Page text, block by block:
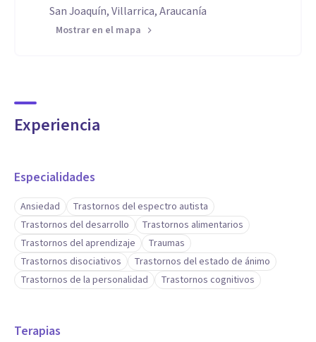
San Joaquín, Villarrica, Araucanía
Mostrar en el mapa
Experiencia
Especialidades
Ansiedad
Trastornos del espectro autista
Trastornos del desarrollo
Trastornos alimentarios
Trastornos del aprendizaje
Traumas
Trastornos disociativos
Trastornos del estado de ánimo
Trastornos de la personalidad
Trastornos cognitivos
Terapias